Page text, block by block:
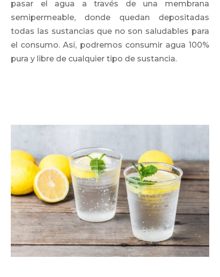
pasar el agua a través de una membrana
semipermeable, donde quedan depositadas
todas las sustancias que no son saludables para
el consumo. Así, podremos consumir agua 100%
pura y libre de cualquier tipo de sustancia.